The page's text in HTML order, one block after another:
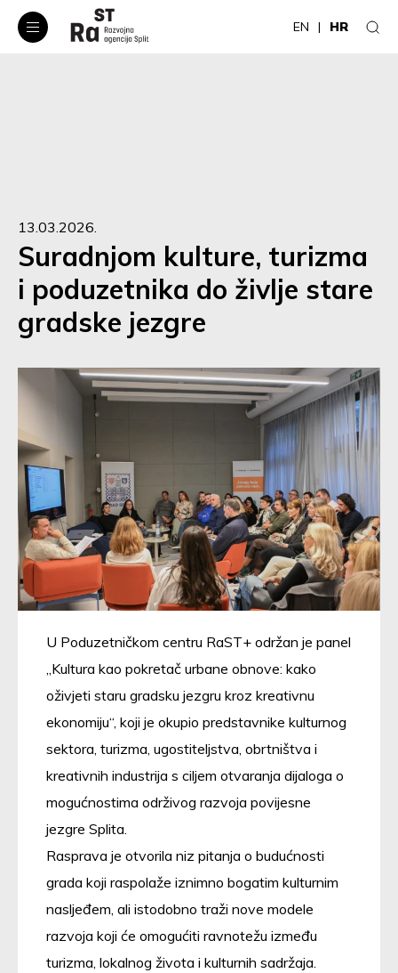
EN HR
13.03.2026.
Suradnjom kulture, turizma
i poduzetnika do življe stare
gradske jezgre
U Poduzetničkom centru RaST+ održan je panel
„Kultura kao pokretač urbane obnove: kako
oživjeti staru gradsku jezgru kroz kreativnu
ekonomiju“, koji je okupio predstavnike kulturnog
sektora, turizma, ugostiteljstva, obrtništva i
kreativnih industrija s ciljem otvaranja dijaloga o
mogućnostima održivog razvoja povijesne
jezgre Splita.
Rasprava je otvorila niz pitanja o budućnosti
grada koji raspolaže iznimno bogatim kulturnim
nasljeđem, ali istodobno traži nove modele
razvoja koji će omogućiti ravnotežu između
turizma, lokalnog života i kulturnih sadržaja.